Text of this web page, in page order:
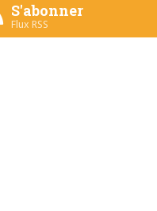
S'abonner
Flux RSS